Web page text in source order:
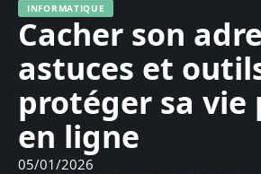
INFORMATIQUE
Cacher son
astuces et
protéger sa vie
en ligne
05/01/2026